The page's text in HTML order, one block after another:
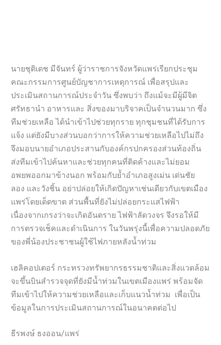
นายชุติเดช มีจันทร์ ผู้ว่าราชการจังหวัดแพร่เรียกประชุม
คณะกรรมการศูนย์บัญชาการเหตุการณ์ เพื่อสรุปและ
ประเมินสถานการณ์ประจำวัน ซึ่งพบว่า ถึงแม้จะมีผู้มีจิต
ศรัทธานำ อาหารและ สิ่งของมาบริจาคเป็นจำนวนมาก ซึ่ง
ทีมช่วยเหลือ ได้นำเข้าไปช่วยทุกราย ทุกชุมชนที่ได้รับการ
แจ้ง แต่ยังมีบางส่วนบอกว่าการให้ความช่วยเหลือไปไม่ถึง
จึงมอบนายอำเภอประสานกับองค์กรปกครองส่วนท้องถิ่น
ส่งทีมเข้าไปค้นหาและช่วยทุกคนที่ติดค้างและไม่ยอม
อพยพออกมาข้างนอก พร้อมกับย้ำอำเภอสูงเม่น เด่นชัย
ลอง และวังชิ้น อย่าปล่อยให้เกิดปัญหาเช่นเดียวกับเขตเมือง
แพร่โดยเด็ดขาด ส่วนพื้นที่ยังไม่ปล่อยกระแสไฟฟ้า
เนื่องจากเกรงว่าจะเกิดอันตราย ไฟฟ้าลัดวงจร จึงรอให้มี
การตรวจเช็คและดำเนินการ ในวันพรุ่งนี้เพื่อความปลอดภัย
ของพี่น้องประชาชนผู้ใช้ไฟภายหลังน้ำท่วม
เฮลิคอปเตอร์ กระทรวงทรัพยากรธรรมชาติและสิ่งแวดล้อม
จะขึ้นบินสำรวจจุดที่ยังมีน้ำท่วมในเขตเมืองแพร่ พร้อมจัด
ทีมเข้าไปให้ความช่วยเหลือและเก็บแนวน้ำท่วม เพื่อเป็น
ข้อมูลในการประเมินสถานการณ์ในอนาคตต่อไป
ธีรพงษ์ ธงออน/แพร่